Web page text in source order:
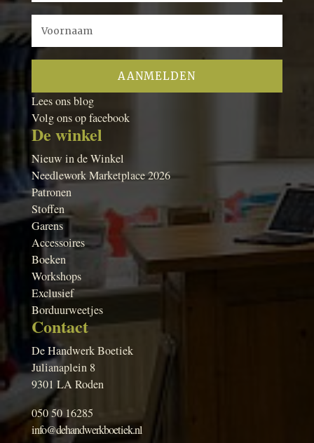
Lees ons blog
Volg ons op facebook
De winkel
Nieuw in de Winkel
Needlework Marketplace 2026
Patronen
Stoffen
Garens
Accessoires
Boeken
Workshops
Exclusief
Borduurweetjes
Contact
De Handwerk Boetiek
Julianaplein 8
9301 LA Roden
050 50 16285
info@dehandwerkboetiek.nl